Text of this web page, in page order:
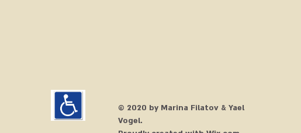
© 2020 by Marina Filatov & Yael
Vogel.